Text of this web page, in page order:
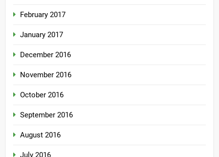
February 2017
January 2017
December 2016
November 2016
October 2016
September 2016
August 2016